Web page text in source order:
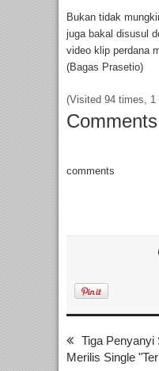
Bukan tidak
juga bakal disusul
video klip perdana
(Bagas Prasetio)
(Visited 94 times,
Comments
comments
Tiga Penyanyi
Merilis Single